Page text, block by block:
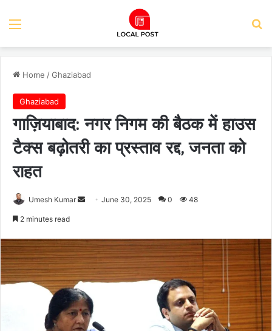
Menu
Home /Ghaziabad
Ghaziabad
गाज़ियाबाद: नगर निगम की बैठक में हाउस
टैक्स बढ़ोतरी का प्रस्ताव रद्द, जनता को
राहत
Umesh Kumar
SendJune 30, 2025 0 48
2 minutes read